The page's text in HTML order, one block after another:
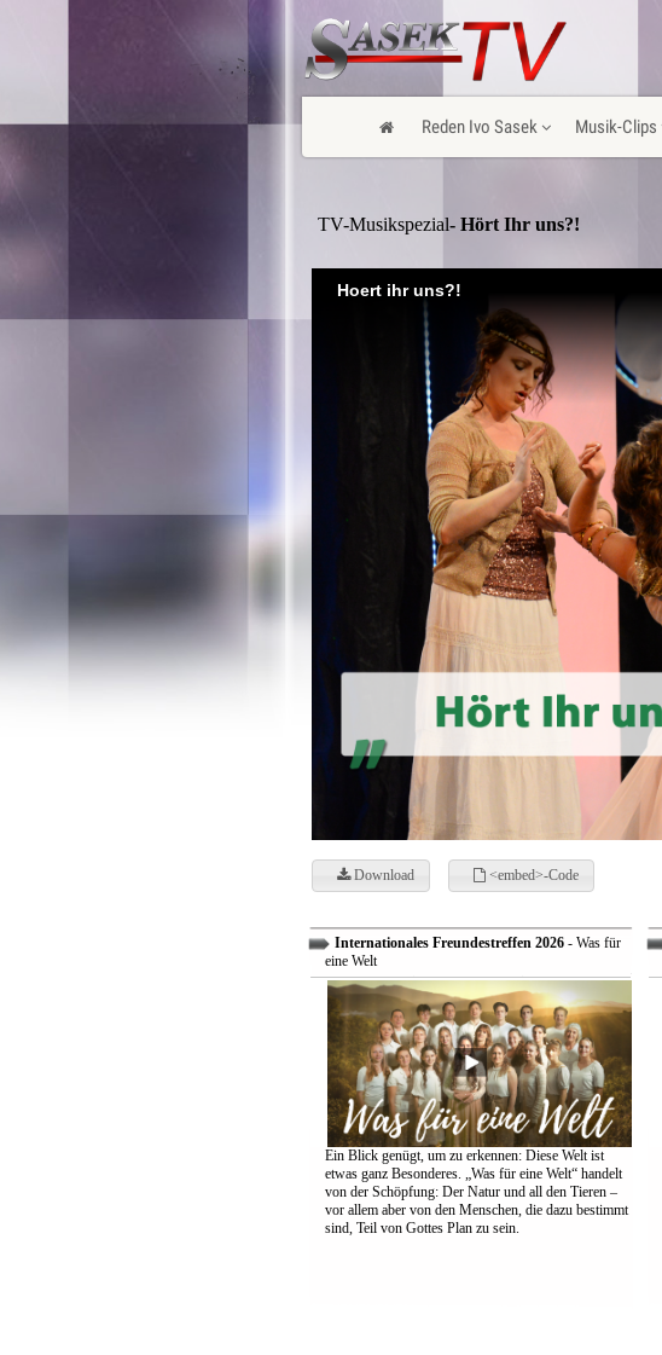
Reden Ivo Sasek Musik-Clips
TV-Musikspezial- Hört Ihr uns?!
Hoert ihr uns?!
Download <embed>-Code
Internationales Freundestreffen 2026- Was für
eine Welt
Ein Blick genügt, um zu erkennen: Diese Welt ist
etwas ganz Besonderes. „Was für eine Welt“ handelt
von der Schöpfung: Der Natur und all den Tieren –
vor allem aber von den Menschen, die dazu bestimmt
sind, Teil von Gottes Plan zu sein.